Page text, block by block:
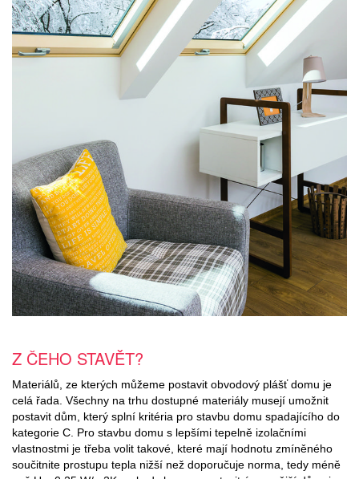
Z ČEHO STAVĚT?
Materiálů, ze kterých můžeme postavit obvodový plášť domu je
celá řada. Všechny na trhu dostupné materiály musejí umožnit
postavit dům, který splní kritéria pro stavbu domu spadajícího do
kategorie C. Pro stavbu domu s lepšími tepelně izolačními
vlastnostmi je třeba volit takové, které mají hodnotu zmíněného
součitnite prostupu tepla nižší než doporučuje norma, tedy méně